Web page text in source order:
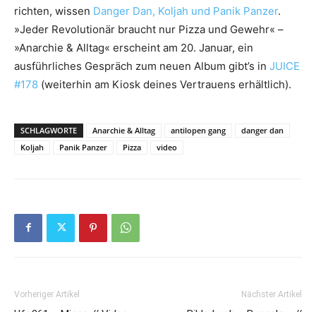
richten, wissen Danger Dan, Koljah und Panik Panzer.
»Jeder Revolutionär braucht nur Pizza und Gewehr« –
»Anarchie & Alltag« erscheint am 20. Januar, ein
ausführliches Gespräch zum neuen Album gibt’s in JUICE
#178 (weiterhin am Kiosk deines Vertrauens erhältlich).
SCHLAGWORTE Anarchie & Alltag antilopen gang
danger dan
Koljah
Panik Panzer Pizza video
Vorheriger Artikel Nächster Artikel